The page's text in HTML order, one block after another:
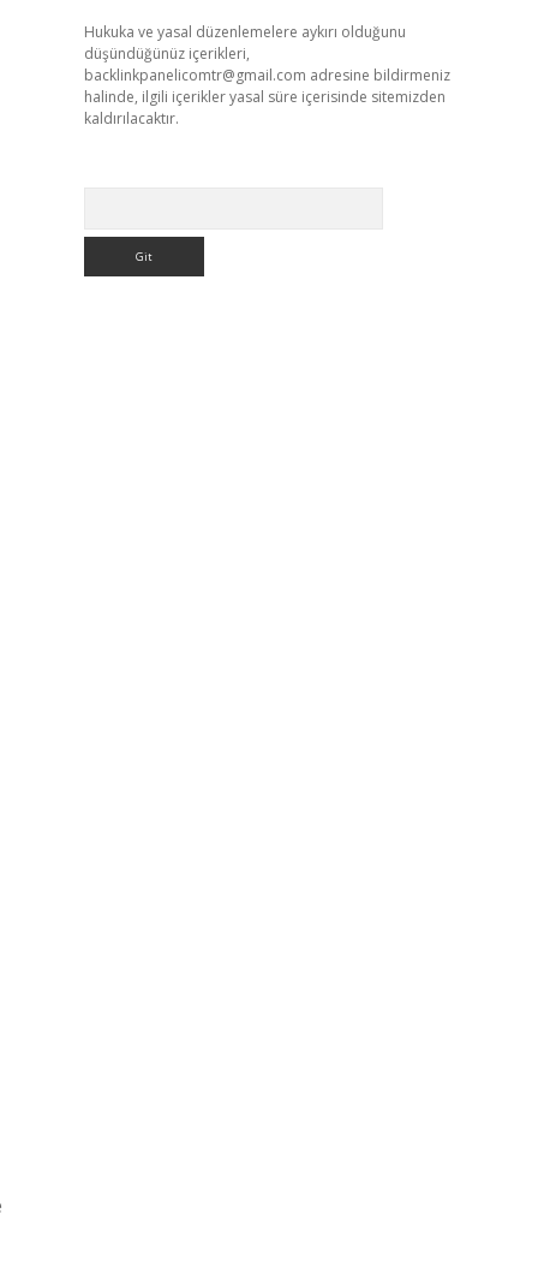
Hukuka ve yasal düzenlemelere aykırı olduğunu
düşündüğünüz içerikleri,
backlinkpanelicomtr@gmail.com adresine bildirmeniz
halinde, ilgili içerikler yasal süre içerisinde sitemizden
kaldırılacaktır.